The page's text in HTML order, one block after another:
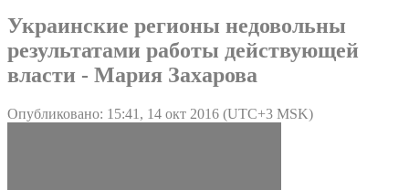
Украинские регионы недовольны
результатами работы действующей
власти - Мария Захарова
Опубликовано: 15:41, 14 окт 2016 (UTC+3 MSK)